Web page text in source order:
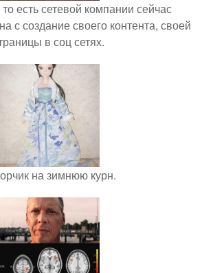
есть сетевой компании сейчас
с создание своего контента, своей
в соц сетях.
на зимнюю курн.